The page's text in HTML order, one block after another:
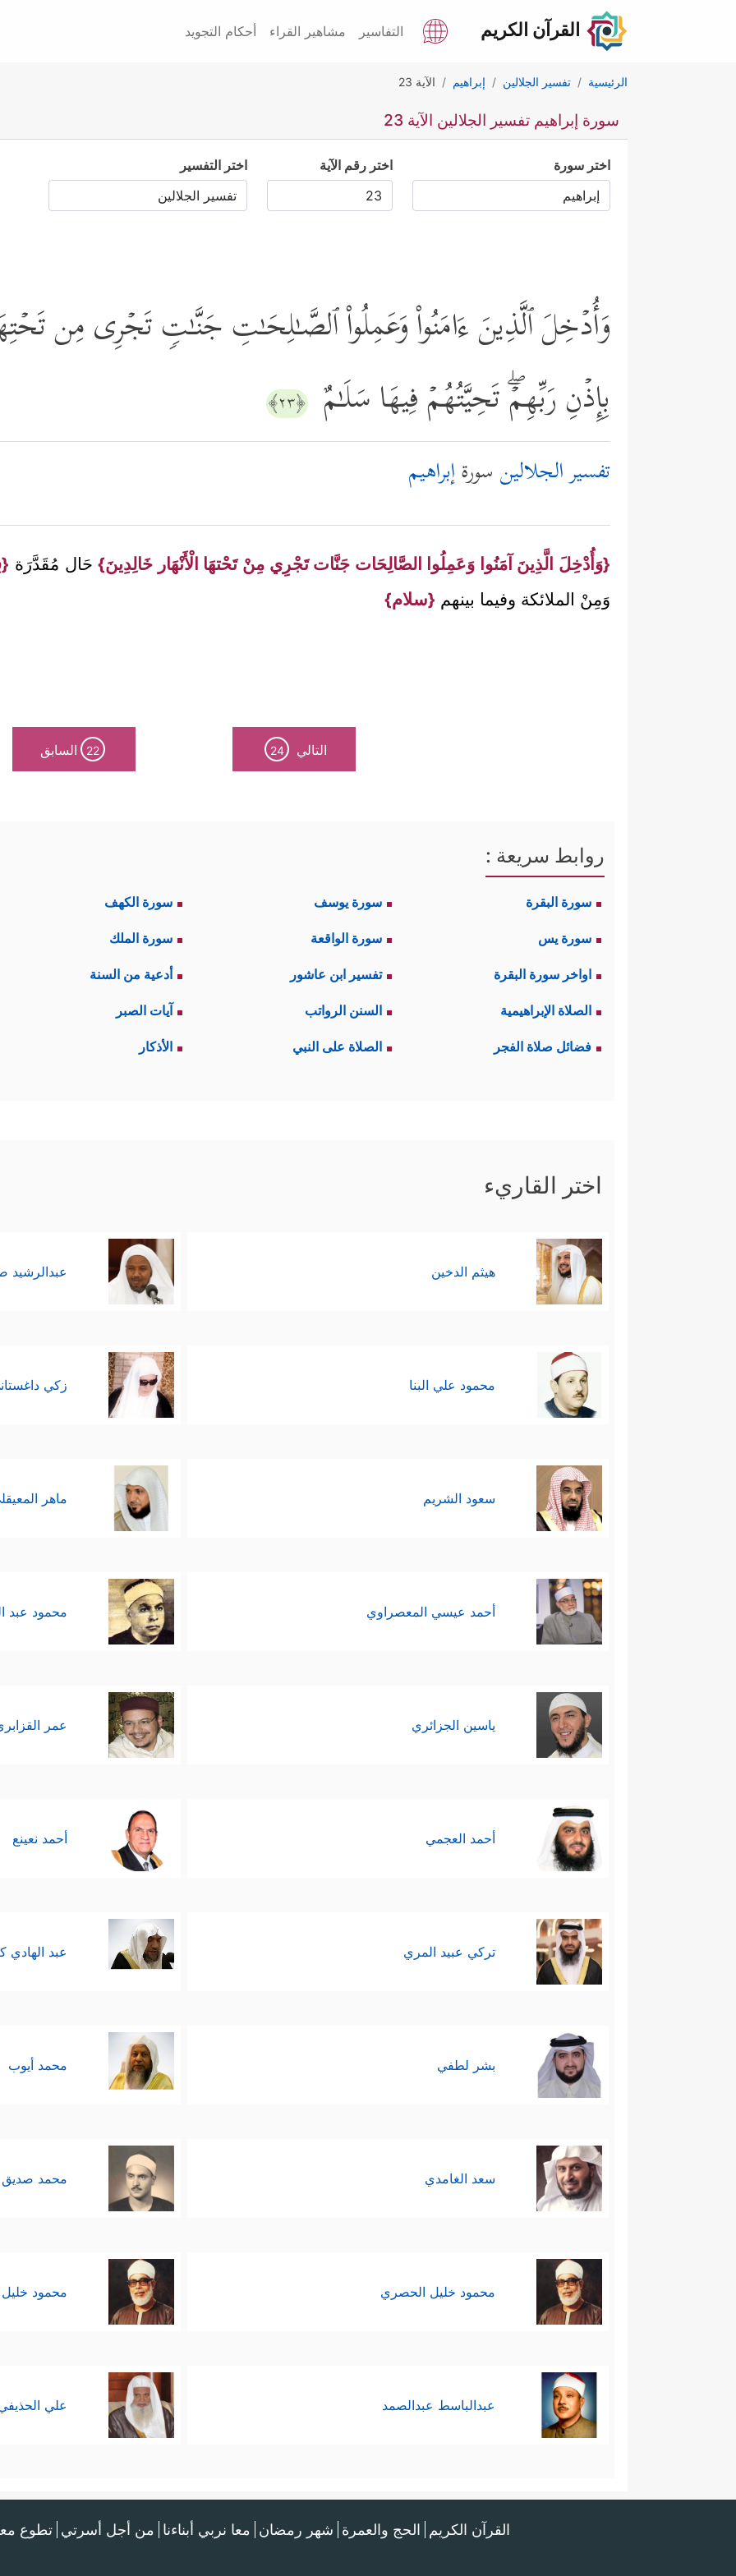
القرآن الكريم التفاسير مشاهير القراء أحكام التجويد
الرئيسية تفسير الجلالين إبراهيم الآية 23
سورة إبراهيم تفسير الجلالين الآية 23
اختر سورة اختر رقم الآية اختر التفسير
وَأُدۡخِلَ ٱلَّذِینَ ءَامَنُواْ وَعَمِلُواْ ٱلصَّـٰلِحَـٰتِ جَنَّـٰتࣲ تَجۡرِی مِن
بِإِذۡنِ رَبِّهِمۡۖ تَحِیَّتُهُمۡ فِیهَا سَلَـٰمٌ ﴿٢٣﴾
تفسير الجلالين سورةإبراهيم
{وَأُدْخِلَ الَّذِينَ آمَنُوا وَعَمِلُوا الصَّالِحَات جَنَّات تَجْرِي مِنْ تَحْتهَا الْأَنْهَار خَالِدِينَ}حَال مُقَدَّرَة
وَمِنْ الملائكة وفيما بينهم {سلام}
التالي 24
22 السابق
روابط سريعة :
سورة البقرة سورة يوسف سورة الكهف
سورة يس سورة الواقعة سورة الملك
اواخر سورة البقرة تفسير ابن عاشور أدعية من السنة
الصلاة الإبراهيمية السنن الرواتب آيات الصبر
فضائل صلاة الفجر الصلاة على النبي الأذكار
اختر القاريء
هيثم الدخين عبدالرشيد
محمود علي البنا زكي
سعود الشريم ماهر
أحمد عيسي المعصراوي محمود عبد
ياسين الجزائري عمر
أحمد العجمي أحمد نعينع
تركي عبيد المري عبد الهادي
بشر لطفي محمد أيوب
سعد الغامدي محمد صديق
محمود خليل الحصري محمود
عبدالباسط عبدالصمد علي
القرآن الكريم الحج والعمرة شهر رمضان معا نربي أبناءنا من أجل أسرتي تطوع